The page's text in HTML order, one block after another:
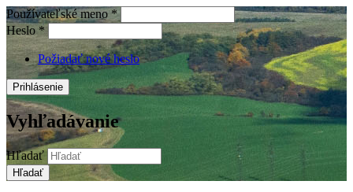
Používateľské meno *
Heslo *
Požiadať nové heslo
Vyhľadávanie
Hľadať